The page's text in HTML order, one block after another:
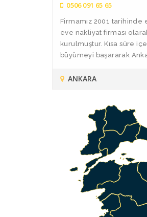
0506 091 65 65
Firmamız 2001 tarihinde
eve nakliyat firması
kurulmuştur. Kısa süre
büyümeyi başararak
ANKARA